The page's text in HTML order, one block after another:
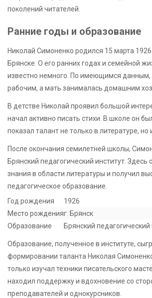
поколений читателей.
Ранние годы и образование
Николай Симоненко родился 15 марта
Брянске. О его ранних годах и семейной
известно немного. По имеющимся данным,
рабочим, а мать занималась домашним
В детстве Николай проявил большой
начал активно писать стихи. В школе он
показал талант не только в литературе, но
После окончания семилетней школы,
Брянский педагогический институт. Здесь
знания в области литературы и получил
педагогическое образование.
Год рождения
1926
Место рожденияг. Брянск
Образование
Брянский педагогический
Образование, полученное в институте,
формировании таланта Николая
только изучал техники писательского
находил поддержку и вдохновение со
преподавателей и однокурсников.